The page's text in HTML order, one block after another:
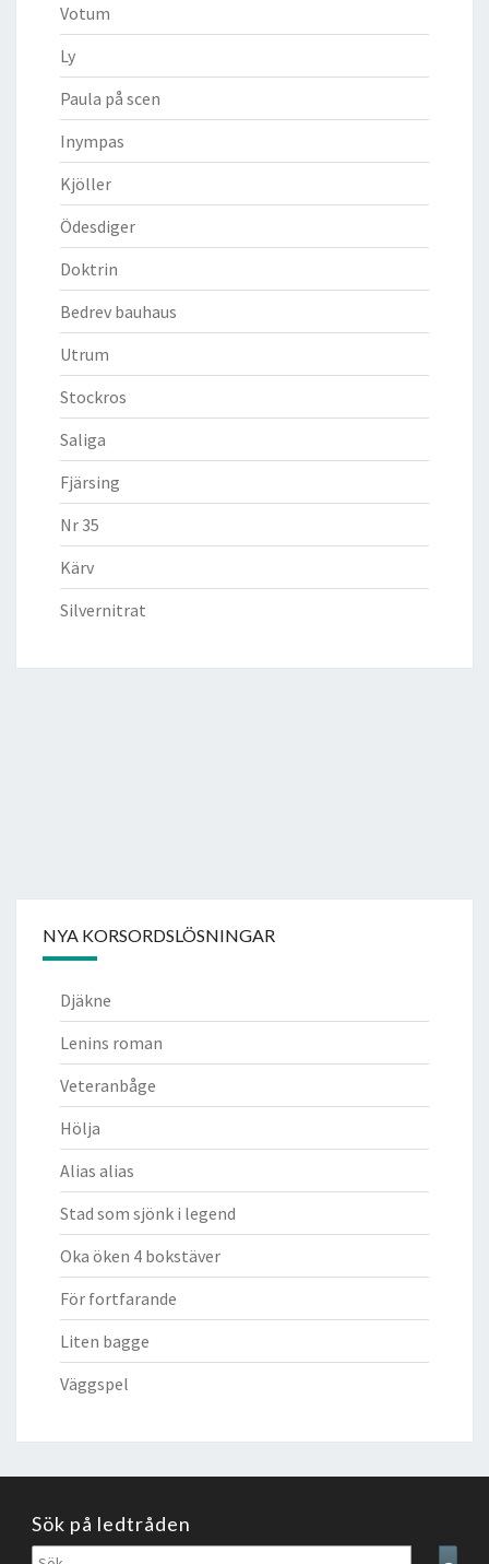
Votum
Ly
Paula på scen
Inympas
Kjöller
Ödesdiger
Doktrin
Bedrev bauhaus
Utrum
Stockros
Saliga
Fjärsing
Nr 35
Kärv
Silvernitrat
NYA KORSORDSLÖSNINGAR
Djäkne
Lenins roman
Veteranbåge
Hölja
Alias alias
Stad som sjönk i legend
Oka öken 4 bokstäver
För fortfarande
Liten bagge
Väggspel
Sök på ledtråden
Sök